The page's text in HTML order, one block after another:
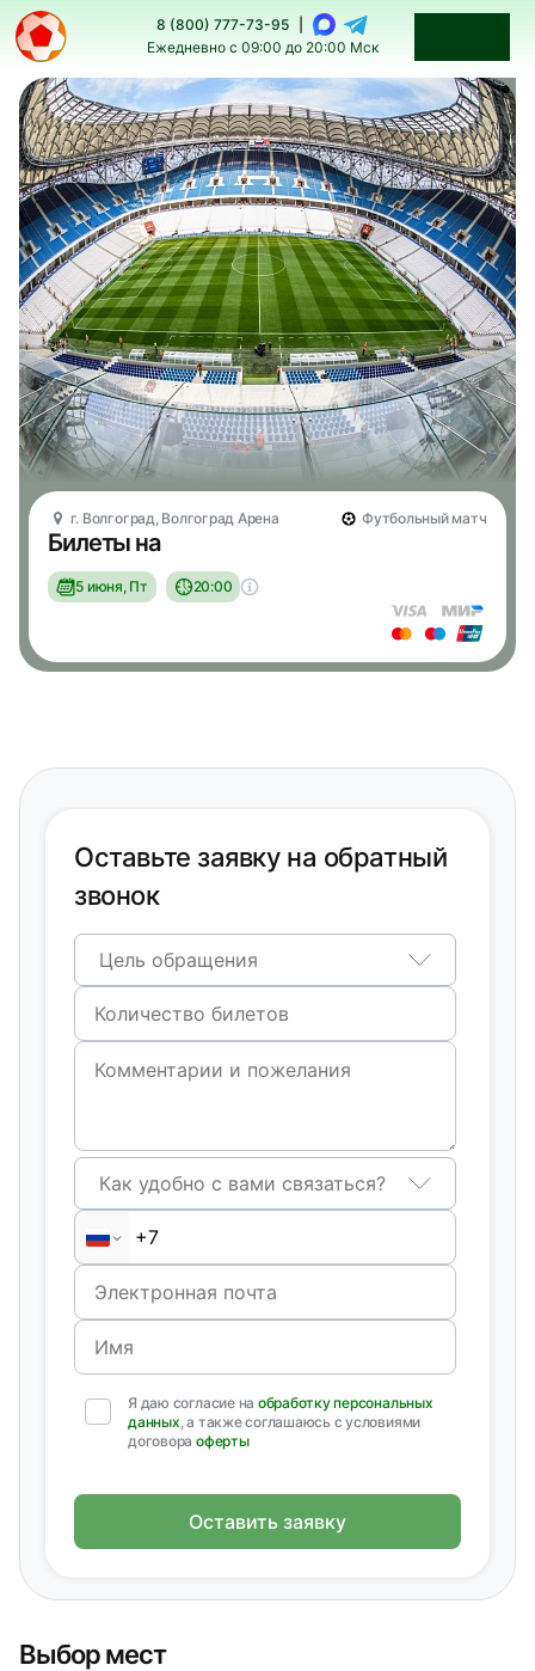
8 (800) 777-73-95
Ежедневно с 09:00 до 20:00 Мск
г. Волгоград, Волгоград Арена Футбольный матч
Билеты на
5 июня, Пт 20:00
Выбор мест
Оставьте заявку на обратный
звонок
Цель обращения
Как удобно с вами связаться?
Я даю согласие на обработку персональных
данных, а также соглашаюсь с условиями
договора оферты
Оставить заявку